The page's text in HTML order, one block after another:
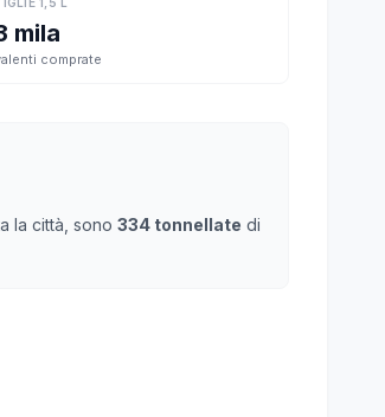
mila
comprate
la città, sono 334 tonnellate di